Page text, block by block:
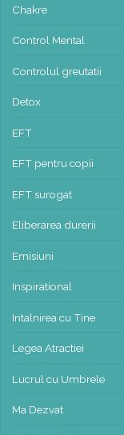
Chakre
Control Mental
Controlul greutatii
Detox
EFT
EFT pentru copii
EFT surogat
Eliberarea durerii
Emisiuni
Inspirational
Intalnirea cu Tine
Legea Atractiei
Lucrul cu Umbrele
Ma Dezvat